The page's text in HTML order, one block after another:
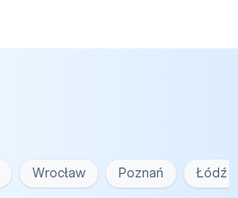
Wrocław Poznań Łódź